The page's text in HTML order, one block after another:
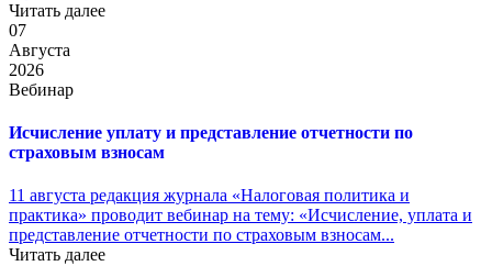
Читать далее
07
Августа
2026
Вебинар
Исчисление уплату и представление отчетности по
страховым взносам
11 августа редакция журнала «Налоговая политика и
практика» проводит вебинар на тему: «Исчисление, уплата и
представление отчетности по страховым взносам...
Читать далее